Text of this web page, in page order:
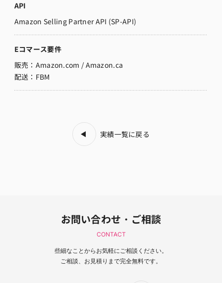
API
Amazon Selling Partner API (SP-API)
Eコマース要件
販売：Amazon.com / Amazon.ca
配送：FBM
実績一覧に戻る
お問い合わせ・ご相談
CONTACT
些細なことからお気軽にご相談ください。
ご相談、お見積りまで完全無料です。